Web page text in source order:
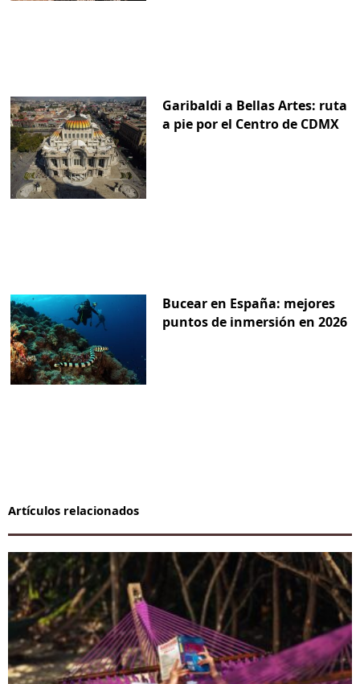
Garibaldi a Bellas Artes: ruta
a pie por el Centro de CDMX
Bucear en España: mejores
puntos de inmersión en 2026
Artículos relacionados